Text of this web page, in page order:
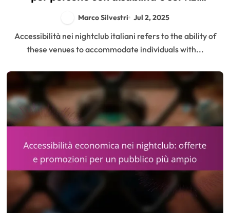
Marco Silvestri Jul 2, 2025
Accessibilità nei nightclub italiani refers to the ability of
these venues to accommodate individuals with...